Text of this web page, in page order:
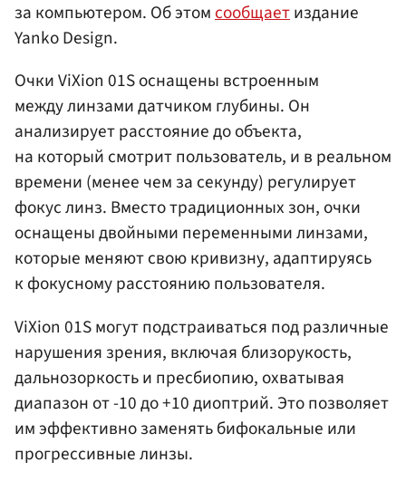
за компьютером. Об этомсообщаетиздание
Yanko Design.
Очки ViXion 01S оснащены встроенным
между линзами датчиком глубины. Он
анализирует расстояние до объекта,
на который смотрит пользователь, и в реальном
времени (менее чем за секунду) регулирует
фокус линз. Вместо традиционных зон, очки
оснащены двойными переменными линзами,
которые меняют свою кривизну, адаптируясь
к фокусному расстоянию пользователя.
ViXion 01S могут подстраиваться под различные
нарушения зрения, включая близорукость,
дальнозоркость и пресбиопию, охватывая
диапазон от -10 до +10 диоптрий. Это позволяет
им эффективно заменять бифокальные или
прогрессивные линзы.